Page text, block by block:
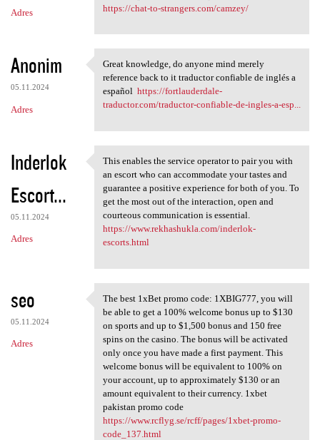
Adres
https://chat-to-strangers.com/camzey/
Anonim
05.11.2024
Adres
Great knowledge, do anyone
Great knowledge, do anyone mind merely
reference back to it traductor confiable de inglés a
español https://fortlauderdale-
traductor.com/traductor-confiable-de-ingles-a-esp...
Inderlok
Escort...
05.11.2024
Adres
This enables the service
This enables the service operator to pair you with
an escort who can accommodate your tastes and
guarantee a positive experience for both of you. To
get the most out of the interaction, open and
courteous communication is essential.
https://www.rekhashukla.com/inderlok-
escorts.html
seo
05.11.2024
Adres
The best 1xBet promo code:
The best 1xBet promo code: 1XBIG777, you will
be able to get a 100% welcome bonus up to $130
on sports and up to $1,500 bonus and 150 free
spins on the casino. The bonus will be activated
only once you have made a first payment. This
welcome bonus will be equivalent to 100% on
your account, up to approximately $130 or an
amount equivalent to their currency. 1xbet
pakistan promo code
https://www.rcflyg.se/rcff/pages/1xbet-promo-
code_137.html